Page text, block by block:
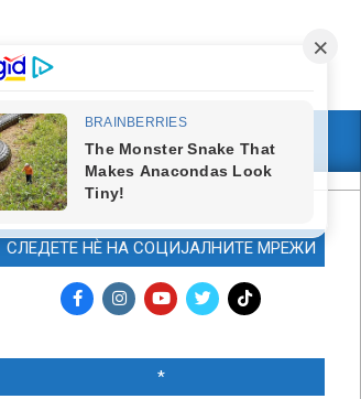
МАРКЕТИНГ
СЛЕДЕТЕ НЀ НА СОЦИЈАЛНИТЕ МРЕЖИ
*